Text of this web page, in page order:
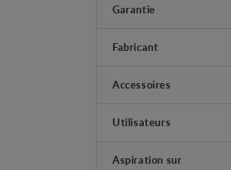
Garantie
Fabricant
Accessoires
Utilisateurs
Aspiration sur